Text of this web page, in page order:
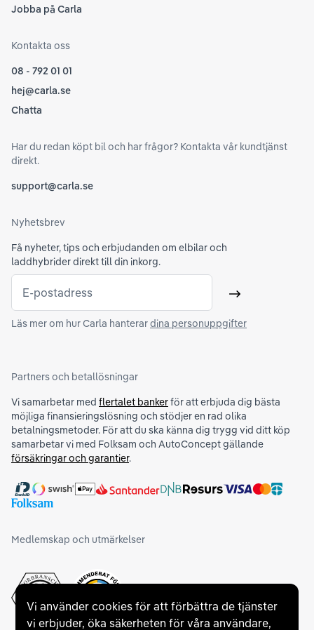
Vi använder cookies för att förbättra de tjänster
vi erbjuder, öka säkerheten för våra användare,
Jobba på Carla
Kontakta oss
08 - 792 01 01
hej@carla.se
Chatta
Har du redan köpt bil och har frågor? Kontakta vår kundtjänst
direkt.
support@carla.se
Nyhetsbrev
Få nyheter, tips och erbjudanden om elbilar och
laddhybrider direkt till din inkorg.
E-postadress Skicka
Läs mer om hur Carla hanterardina personuppgifter
Partners och betallösningar
Vi samarbetar med flertalet bankerför att erbjuda dig bästa
möjliga finansieringslösning och stödjer en rad olika
betalningsmetoder. För att du ska känna dig trygg vid ditt köp
samarbetar vi med Folksam och AutoConcept gällande
försäkringar och garantier.
Medlemskap och utmärkelser